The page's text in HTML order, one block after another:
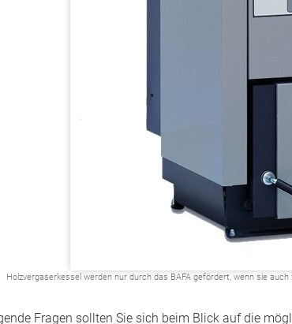
Holzvergaserkessel werden nur durch das BAFA gefördert, wenn sie
Fragen sollten Sie sich beim Blick auf die